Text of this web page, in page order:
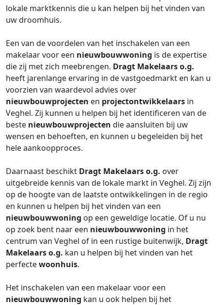
lokale marktkennis die u kan helpen bij het vinden van
uw droomhuis.
Een van de voordelen van het inschakelen van een
makelaar voor een nieuwbouwwoning is de expertise
die zij met zich meebrengen. Dragt Makelaars o.g.
heeft jarenlange ervaring in de vastgoedmarkt en kan u
voorzien van waardevol advies over
nieuwbouwprojecten en projectontwikkelaars in
Veghel. Zij kunnen u helpen bij het identificeren van de
beste nieuwbouwprojecten die aansluiten bij uw
wensen en behoeften, en kunnen u begeleiden bij het
hele aankoopproces.
Daarnaast beschikt Dragt Makelaars o.g. over
uitgebreide kennis van de lokale markt in Veghel. Zij zijn
op de hoogte van de laatste ontwikkelingen in de regio
en kunnen u helpen bij het vinden van een
nieuwbouwwoning op een geweldige locatie. Of u nu
op zoek bent naar een nieuwbouwwoning in het
centrum van Veghel of in een rustige buitenwijk, Dragt
Makelaars o.g. kan u helpen bij het vinden van het
perfectewoonhuis.
Het inschakelen van een makelaar voor een
nieuwbouwwoning kan u ook helpen bij het